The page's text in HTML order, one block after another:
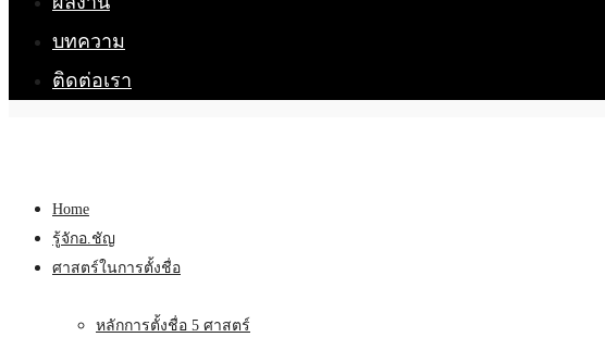
บทความ
ติดต่อเรา
Home
รู้จักอ.ชัญ
ศาสตร์ในการตั้งชื่อ
หลักการตั้งชื่อ 5 ศาสตร์